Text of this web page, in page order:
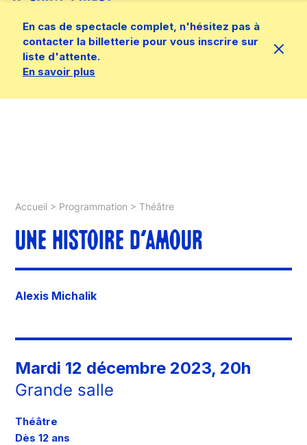
En cas de spectacle complet, n'hésitez pas à
contacter la billetterie pour vous inscrire sur
liste d'attente.
En savoir plus
Accueil > Programmation >Théâtre
UNE HISTOIRE D’AMOUR
Alexis Michalik
Mardi 12 décembre 2023, 20h
Grande salle
Théâtre
Dès 12 ans